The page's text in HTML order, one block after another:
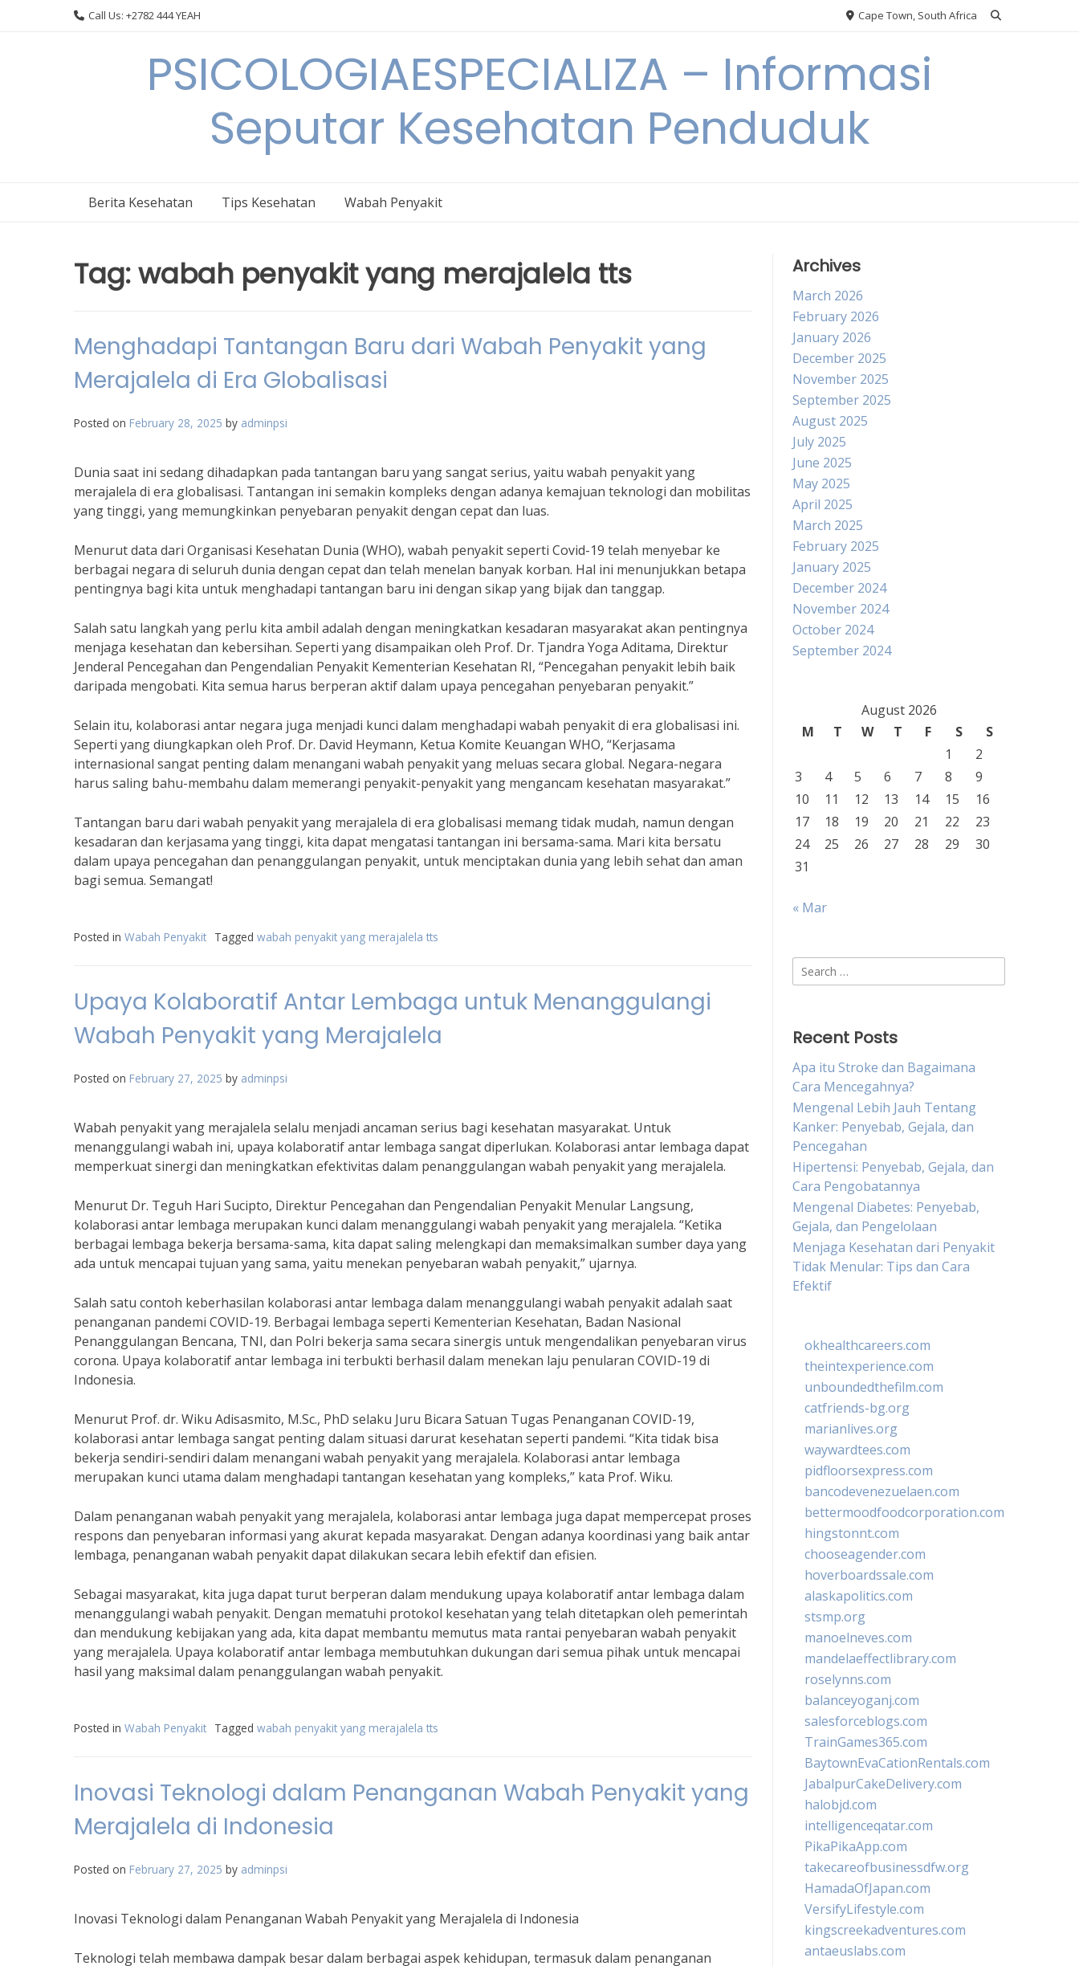
Call Us: +2782 444 YEAH Cape Town, South Africa
PSICOLOGIAESPECIALIZA – Informasi
Seputar Kesehatan Penduduk
Berita Kesehatan Tips Kesehatan Wabah Penyakit
Tag:wabah penyakit yang merajalela tts
Menghadapi Tantangan Baru dari Wabah Penyakit yang
Merajalela di Era Globalisasi
Posted on February 28, 2025 by adminpsi
Dunia saat ini sedang dihadapkan pada tantangan baru yang sangat serius, yaitu wabah penyakit yang
merajalela di era globalisasi. Tantangan ini semakin kompleks dengan adanya kemajuan teknologi dan mobilitas
yang tinggi, yang memungkinkan penyebaran penyakit dengan cepat dan luas.
Menurut data dari Organisasi Kesehatan Dunia (WHO), wabah penyakit seperti Covid-19 telah menyebar ke
berbagai negara di seluruh dunia dengan cepat dan telah menelan banyak korban. Hal ini menunjukkan betapa
pentingnya bagi kita untuk menghadapi tantangan baru ini dengan sikap yang bijak dan tanggap.
Salah satu langkah yang perlu kita ambil adalah dengan meningkatkan kesadaran masyarakat akan pentingnya
menjaga kesehatan dan kebersihan. Seperti yang disampaikan oleh Prof. Dr. Tjandra Yoga Aditama, Direktur
Jenderal Pencegahan dan Pengendalian Penyakit Kementerian Kesehatan RI, “Pencegahan penyakit lebih baik
daripada mengobati. Kita semua harus berperan aktif dalam upaya pencegahan penyebaran penyakit.”
Selain itu, kolaborasi antar negara juga menjadi kunci dalam menghadapi wabah penyakit di era globalisasi ini.
Seperti yang diungkapkan oleh Prof. Dr. David Heymann, Ketua Komite Keuangan WHO, “Kerjasama
internasional sangat penting dalam menangani wabah penyakit yang meluas secara global. Negara-negara
harus saling bahu-membahu dalam memerangi penyakit-penyakit yang mengancam kesehatan masyarakat.”
Tantangan baru dari wabah penyakit yang merajalela di era globalisasi memang tidak mudah, namun dengan
kesadaran dan kerjasama yang tinggi, kita dapat mengatasi tantangan ini bersama-sama. Mari kita bersatu
dalam upaya pencegahan dan penanggulangan penyakit, untuk menciptakan dunia yang lebih sehat dan aman
bagi semua. Semangat!
Posted in Wabah Penyakit Tagged wabah penyakit yang merajalela tts
Upaya Kolaboratif Antar Lembaga untuk Menanggulangi
Wabah Penyakit yang Merajalela
Posted on February 27, 2025 by adminpsi
Wabah penyakit yang merajalela selalu menjadi ancaman serius bagi kesehatan masyarakat. Untuk
menanggulangi wabah ini, upaya kolaboratif antar lembaga sangat diperlukan. Kolaborasi antar lembaga dapat
memperkuat sinergi dan meningkatkan efektivitas dalam penanggulangan wabah penyakit yang merajalela.
Menurut Dr. Teguh Hari Sucipto, Direktur Pencegahan dan Pengendalian Penyakit Menular Langsung,
kolaborasi antar lembaga merupakan kunci dalam menanggulangi wabah penyakit yang merajalela. “Ketika
berbagai lembaga bekerja bersama-sama, kita dapat saling melengkapi dan memaksimalkan sumber daya yang
ada untuk mencapai tujuan yang sama, yaitu menekan penyebaran wabah penyakit,” ujarnya.
Salah satu contoh keberhasilan kolaborasi antar lembaga dalam menanggulangi wabah penyakit adalah saat
penanganan pandemi COVID-19. Berbagai lembaga seperti Kementerian Kesehatan, Badan Nasional
Penanggulangan Bencana, TNI, dan Polri bekerja sama secara sinergis untuk mengendalikan penyebaran virus
corona. Upaya kolaboratif antar lembaga ini terbukti berhasil dalam menekan laju penularan COVID-19 di
Indonesia.
Menurut Prof. dr. Wiku Adisasmito, M.Sc., PhD selaku Juru Bicara Satuan Tugas Penanganan COVID-19,
kolaborasi antar lembaga sangat penting dalam situasi darurat kesehatan seperti pandemi. “Kita tidak bisa
bekerja sendiri-sendiri dalam menangani wabah penyakit yang merajalela. Kolaborasi antar lembaga
merupakan kunci utama dalam menghadapi tantangan kesehatan yang kompleks,” kata Prof. Wiku.
Dalam penanganan wabah penyakit yang merajalela, kolaborasi antar lembaga juga dapat mempercepat proses
respons dan penyebaran informasi yang akurat kepada masyarakat. Dengan adanya koordinasi yang baik antar
lembaga, penanganan wabah penyakit dapat dilakukan secara lebih efektif dan efisien.
Sebagai masyarakat, kita juga dapat turut berperan dalam mendukung upaya kolaboratif antar lembaga dalam
menanggulangi wabah penyakit. Dengan mematuhi protokol kesehatan yang telah ditetapkan oleh pemerintah
dan mendukung kebijakan yang ada, kita dapat membantu memutus mata rantai penyebaran wabah penyakit
yang merajalela. Upaya kolaboratif antar lembaga membutuhkan dukungan dari semua pihak untuk mencapai
hasil yang maksimal dalam penanggulangan wabah penyakit.
Posted in Wabah Penyakit Tagged wabah penyakit yang merajalela tts
Inovasi Teknologi dalam Penanganan Wabah Penyakit yang
Merajalela di Indonesia
Posted on February 27, 2025 by adminpsi
Inovasi Teknologi dalam Penanganan Wabah Penyakit yang Merajalela di Indonesia
Teknologi telah membawa dampak besar dalam berbagai aspek kehidupan, termasuk dalam penanganan
Archives
March 2026
February 2026
January 2026
December 2025
November 2025
September 2025
August 2025
July 2025
June 2025
May 2025
April 2025
March 2025
February 2025
January 2025
December 2024
November 2024
October 2024
September 2024
August 2026
M
T W T F S
S
1
2
3
4 5 6 7 8
9
10
11 12 13 14 15
16
17
18 19 20 21 22
23
24
25 26 27 28 29
30
31
« Mar
Search
for:
Recent Posts
Apa itu Stroke dan Bagaimana
Cara Mencegahnya?
Mengenal Lebih Jauh Tentang
Kanker: Penyebab, Gejala, dan
Pencegahan
Hipertensi: Penyebab, Gejala, dan
Cara Pengobatannya
Mengenal Diabetes: Penyebab,
Gejala, dan Pengelolaan
Menjaga Kesehatan dari Penyakit
Tidak Menular: Tips dan Cara
Efektif
okhealthcareers.com
theintexperience.com
unboundedthefilm.com
catfriends-bg.org
marianlives.org
waywardtees.com
pidfloorsexpress.com
bancodevenezuelaen.com
bettermoodfoodcorporation.com
hingstonnt.com
chooseagender.com
hoverboardssale.com
alaskapolitics.com
stsmp.org
manoelneves.com
mandelaeffectlibrary.com
roselynns.com
balanceyoganj.com
salesforceblogs.com
TrainGames365.com
BaytownEvaCationRentals.com
JabalpurCakeDelivery.com
halobjd.com
intelligenceqatar.com
PikaPikaApp.com
takecareofbusinessdfw.org
HamadaOfJapan.com
VersifyLifestyle.com
kingscreekadventures.com
antaeuslabs.com